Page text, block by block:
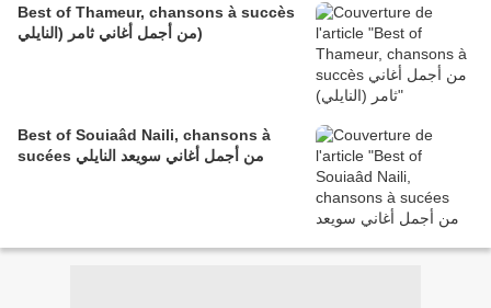
Best of Thameur, chansons à succès
من أجمل أغاني ثامر (النايلي)
Best of Souiaâd Naili, chansons à
sucées من أجمل أغاني سويعد النايلي